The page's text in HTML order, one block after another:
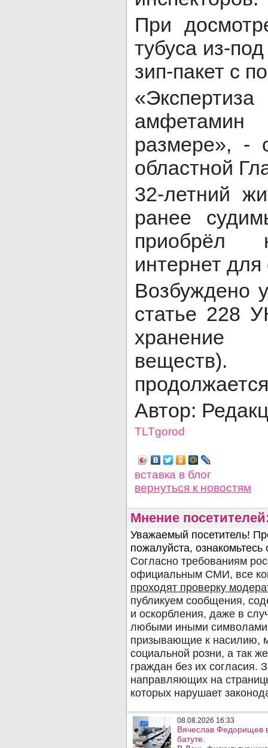
При
тубуса из-
зип-пакет с
размере», -
областной
32-летний
ранее
приобрёл
интернет для
Возбуждено
статье 228
хранение
веществ).
Автор:
TLTgorod
вставка в блог
вернуться к новостям
Мнение
08.08.2026 16:33
Вячеслав Федорищев
батуте.